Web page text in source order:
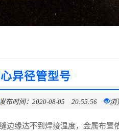
异径管型号
布时间：2020-08-05 20:55:56 浏
边缘达不到焊接温度，金属布置